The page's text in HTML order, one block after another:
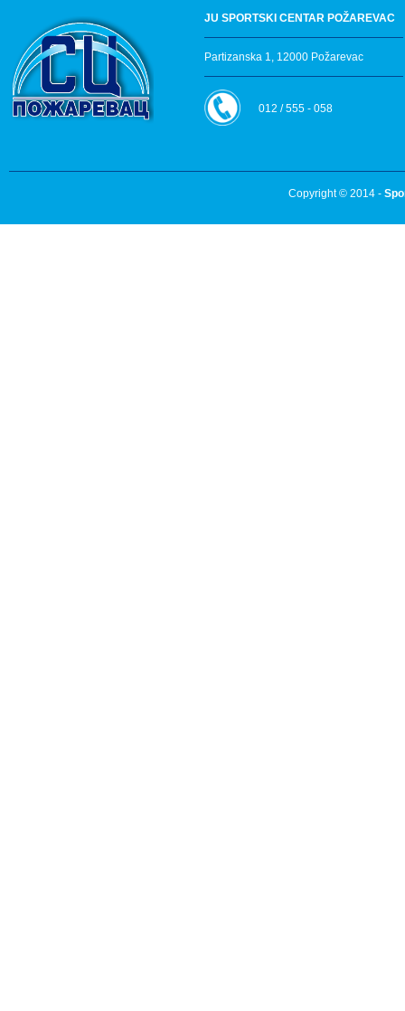
JU SPORTSKI CENTAR POŽAREVAC
Partizanska 1, 12000 Požarevac
012 / 555 - 058
Copyright © 2014 -